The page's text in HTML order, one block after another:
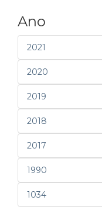
Ano
2021
2020
2019
2018
2017
1990
1034